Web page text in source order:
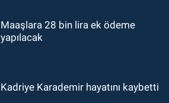
Maaşlara 28 bin lira ek ödeme
yapılacak
Kadriye Karademir hayatını kaybetti